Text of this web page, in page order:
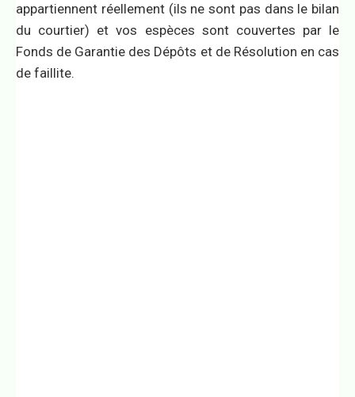
appartiennent réellement (ils ne sont pas dans le bilan
du courtier) et vos espèces sont couvertes par le
Fonds de Garantie des Dépôts et de Résolution en cas
de faillite.